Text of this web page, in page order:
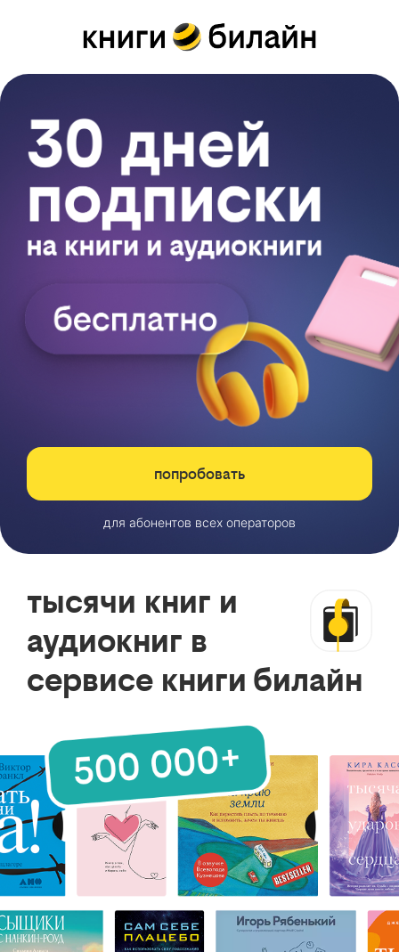
попробовать
для абонентов всех операторов
тысячи книг и
аудиокниг в
сервисе книги билайн